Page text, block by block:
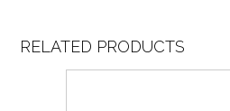
RELATED PRODUCTS